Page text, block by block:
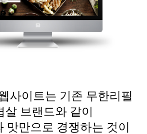
사이트는 기존 무한리필
살 브랜드와 같이
맛만으로 경쟁하는 것이